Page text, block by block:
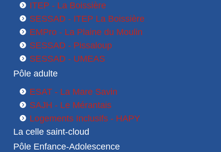
ITEP - La Boissière
SESSAD - ITEP La Boissière
EMPro - La Plaine du Moulin
SESSAD - Pissaloup
SESSAD - UMEAS
Pôle adulte
ESAT - La Mare Savin
SAJH - Le Mérantais
Logements Inclusifs - HAPY
La celle saint-cloud
Pôle Enfance-Adolescence